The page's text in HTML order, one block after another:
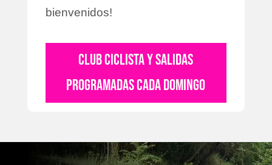
bienvenidos!
CLUB CICLISTA Y SALIDAS
PROGRAMADAS CADA DOMINGO